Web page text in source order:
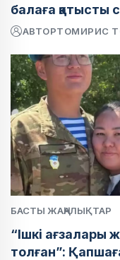
балаға
АВТОРТОМИРИС
БАСТЫ ЖАҢАЛЫҚТАР
“Ішкі ағзалары
толған”: